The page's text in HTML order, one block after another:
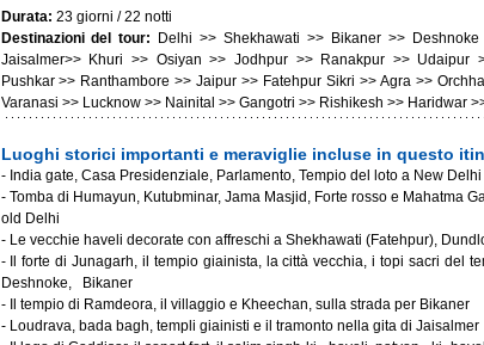
Durata: 23 giorni / 22 notti
Destinazioni del tour: Delhi >> Shekhawati >> Bikaner >>
Jaisalmer>> Khuri >> Osiyan >> Jodhpur >> Ranakpur >> Udaipur
Pushkar >> Ranthambore >> Jaipur >> Fatehpur Sikri >> Agra >>
Varanasi >> Lucknow >> Nainital >> Gangotri >> Rishikesh >> Haridwar
Luoghi storici importanti e meraviglie incluse in questo
- India gate, Casa Presidenziale, Parlamento, Tempio del loto a New Delhi
- Tomba di Humayun, Kutubminar, Jama Masjid, Forte rosso e Mahatma
old Delhi
- Le vecchie haveli decorate con affreschi a Shekhawati (Fatehpur),
- Il forte di Junagarh, il tempio giainista, la città vecchia, i topi sacri del
Deshnoke, Bikaner
- Il tempio di Ramdeora, il villaggio e Kheechan, sulla strada per Bikaner
- Loudrava, bada bagh, templi giainisti e il tramonto nella gita di Jaisalmer